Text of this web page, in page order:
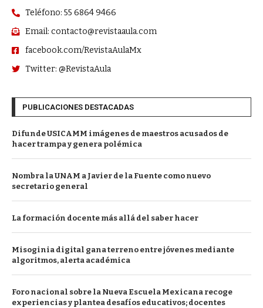
Teléfono: 55 6864 9466
Email: contacto@revistaaula.com
facebook.com/RevistaAulaMx
Twitter: @RevistaAula
PUBLICACIONES DESTACADAS
Difunde USICAMM imágenes de maestros acusados de
hacer trampa y genera polémica
Nombra la UNAM a Javier de la Fuente como nuevo
secretario general
La formación docente más allá del saber hacer
Misoginia digital gana terreno entre jóvenes mediante
algoritmos, alerta académica
Foro nacional sobre la Nueva Escuela Mexicana recoge
experiencias y plantea desafíos educativos; docentes